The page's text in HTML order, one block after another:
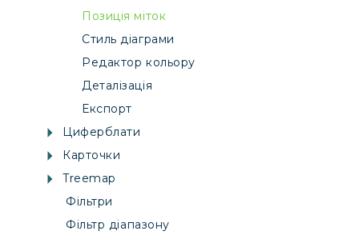
Позиція міток
Стиль діаграми
Редактор кольору
Деталізація
Експорт
Циферблати
Карточки
Treemap
Фільтри
Фільтр діапазону